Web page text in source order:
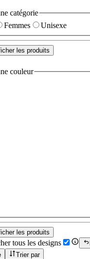
catégorie
Femmes Unisexe
les produits
couleur
les produits
tous les designs
Trier par